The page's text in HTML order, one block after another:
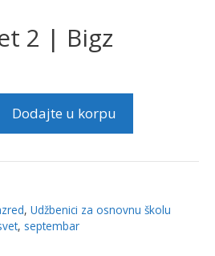
2 | Bigz
Digitalni
Dodajte u korpu
, Udžbenici za osnovnu školu
, septembar